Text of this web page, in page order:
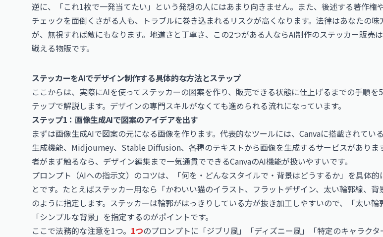
逆に、「これ1枚で一発当てたい」という発想の人にはあまり向きません。また、後述する著作権
チェックを面倒くさがる人も、トラブルに巻き込まれるリスクが高くなります。法律はあなたの味
が、無視すれば敵にもなります。地道さと丁寧さ、この2つがある人ならAI制作のステッカー販売
戦える物販です。
ステッカーをAIでデザイン制作する具体的な方法とステップ
ここからは、実際にAIを使ってステッカーの図案を作り、販売できる状態に仕上げるまでの手順を
テップで解説します。デザインの専門スキルがなくても進められる流れになっています。
ステップ1：画像生成AIで図案のアイデアを出す
まずは画像生成AIで図案の元になる画像を作ります。代表的なツールには、Canvaに搭載されてい
生成機能、Midjourney、Stable Diffusion、各種のテキストから画像を生成するサービスがありま
者がまず触るなら、デザイン編集まで一気通貫でできるCanvaのAI機能が扱いやすいです。
プロンプト（AIへの指示文）のコツは、「何を・どんなスタイルで・背景はどうするか」を具体的
とです。たとえばステッカー用なら「かわいい猫のイラスト、フラットデザイン、太い輪郭線、背
のように指定します。ステッカーは輪郭がはっきりしている方が抜き加工しやすいので、「太い輪
「シンプルな背景」を指定するのがポイントです。
ここで法務的な注意を1つ。 1つのプロンプトに「ジブリ風」「ディズニー風」「特定のキャラクタ